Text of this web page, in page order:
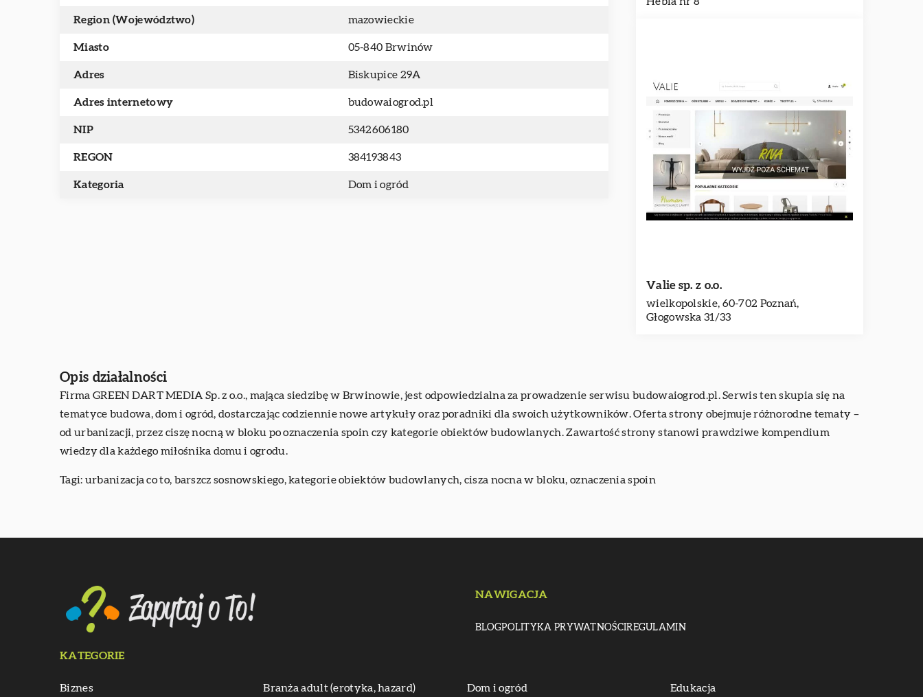
Region (Województwo) mazowieckie
Miasto 05-840 Brwinów
Adres Biskupice 29A
Adres internetowy budowaiogrod.pl
NIP 5342606180
REGON 384193843
Kategoria Dom i ogród
Valie sp. z o.o.
wielkopolskie, 60-702 Poznań,
Głogowska 31/33
Opis działalności
Firma GREEN DART MEDIA Sp. z o.o., mająca siedzibę w Brwinowie, jest odpowiedzialna za prowadzenie serwisu budowaiogrod.pl. Serwis ten skupia się na
tematyce budowa, dom i ogród, dostarczając codziennie nowe artykuły oraz poradniki dla swoich użytkowników. Oferta strony obejmuje różnorodne tematy –
od urbanizacji, przez ciszę nocną w bloku po oznaczenia spoin czy kategorie obiektów budowlanych. Zawartość strony stanowi prawdziwe kompendium
wiedzy dla każdego miłośnika domu i ogrodu.
Tagi: urbanizacja co to, barszcz sosnowskiego, kategorie obiektów budowlanych, cisza nocna w bloku, oznaczenia spoin
NAWIGACJA
BLOGPOLITYKA PRYWATNOŚCIREGULAMIN
KATEGORIE
Biznes Branża adult (erotyka, hazard) Dom i ogród Edukacja